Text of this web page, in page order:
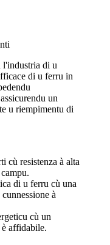
di u
di u ferru in
un
u riempimentu di
cù resistenza à alta
di u ferru cù una
à
cù un
affidabile.